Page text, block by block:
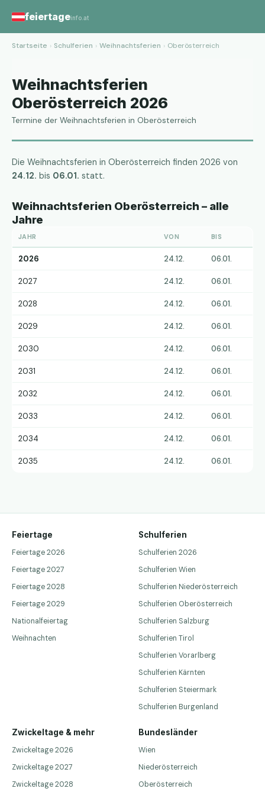
feiertageinfo.at
Startseite › Schulferien › Weihnachtsferien › Oberösterreich
Weihnachtsferien
Oberösterreich 2026
Termine der Weihnachtsferien in Oberösterreich
Die Weihnachtsferien in Oberösterreich finden 2026 von
24.12. bis 06.01. statt.
Weihnachtsferien Oberösterreich – alle
Jahre
JAHR VON BIS
2026 24.12. 06.01.
2027 24.12. 06.01.
2028 24.12. 06.01.
2029 24.12. 06.01.
2030 24.12. 06.01.
2031 24.12. 06.01.
2032 24.12. 06.01.
2033 24.12. 06.01.
2034 24.12. 06.01.
2035 24.12. 06.01.
Feiertage
Feiertage 2026
Feiertage 2027
Feiertage 2028
Feiertage 2029
Nationalfeiertag
Weihnachten
Schulferien
Schulferien 2026
Schulferien Wien
Schulferien Niederösterreich
Schulferien Oberösterreich
Schulferien Salzburg
Schulferien Tirol
Schulferien Vorarlberg
Schulferien Kärnten
Schulferien Steiermark
Schulferien Burgenland
Zwickeltage & mehr
Zwickeltage 2026
Zwickeltage 2027
Zwickeltage 2028
Bundesländer
Wien
Niederösterreich
Oberösterreich